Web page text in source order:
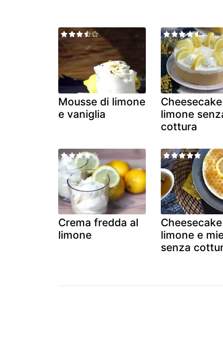
Mousse di limone
e vaniglia
limone
cottura
Crema fredda al
limone
Cheesecake
limone e
senza